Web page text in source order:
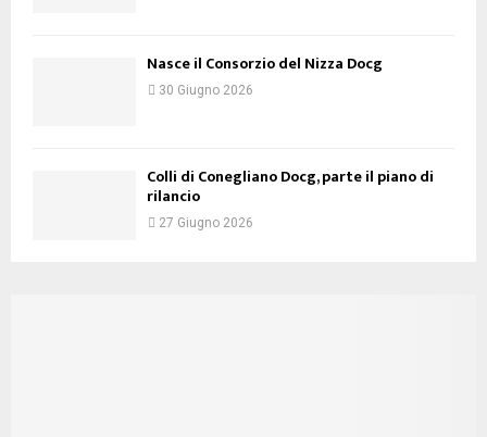
Nasce il Consorzio del Nizza Docg
30 Giugno 2026
Colli di Conegliano Docg, parte il piano di
rilancio
27 Giugno 2026